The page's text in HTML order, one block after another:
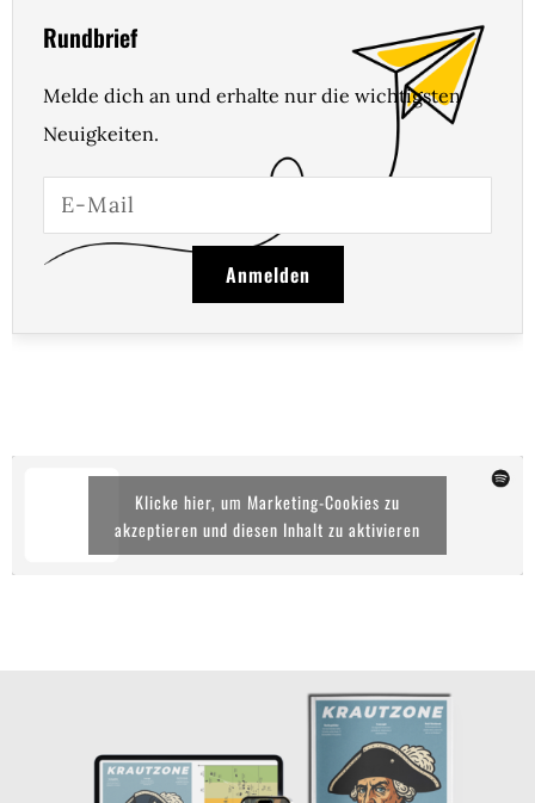
Rundbrief
Melde dich an und erhalte nur die wichtigsten
Neuigkeiten.
Anmelden
Klicke hier, um Marketing-Cookies zu
akzeptieren und diesen Inhalt zu aktivieren